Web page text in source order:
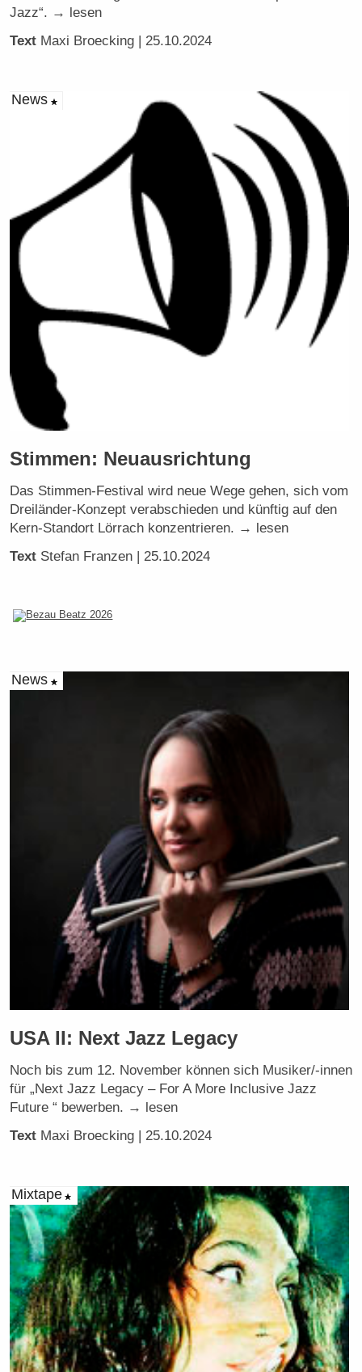
Jazz“. → lesen
Text Maxi Broecking | 25.10.2024
News
Stimmen: Neuausrichtung
Das Stimmen-Festival wird neue Wege gehen, sich vom
Dreiländer-Konzept verabschieden und künftig auf den
Kern-Standort Lörrach konzentrieren. → lesen
Text Stefan Franzen | 25.10.2024
News
USA II: Next Jazz Legacy
Noch bis zum 12. November können sich Musiker/-innen
für „Next Jazz Legacy – For A More Inclusive Jazz
Future “ bewerben. → lesen
Text Maxi Broecking | 25.10.2024
Mixtape